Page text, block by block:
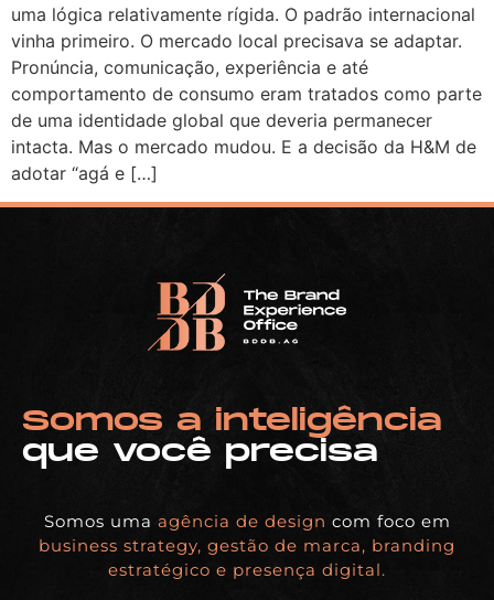
uma lógica relativamente rígida. O padrão internacional
vinha primeiro. O mercado local precisava se adaptar.
Pronúncia, comunicação, experiência e até
comportamento de consumo eram tratados como parte
de uma identidade global que deveria permanecer
intacta. Mas o mercado mudou. E a decisão da H&M de
adotar “agá e […]
Somos a inteligência
que você precisa
Somos uma agência de design com foco em
business strategy, gestão de marca, branding
estratégico e presença digital.